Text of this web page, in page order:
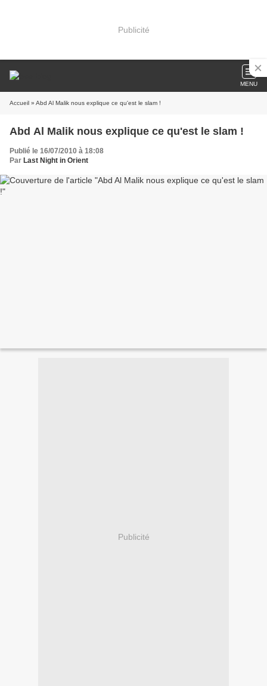
Publicité
MENU
Accueil » Abd Al Malik nous explique ce qu'est le slam !
Abd Al Malik nous explique ce qu'est le slam !
Publié le 16/07/2010 à 18:08
Par Last Night in Orient
Publicité